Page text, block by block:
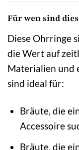
Für wen sind
Diese Ohrringe
die Wert auf
Materialien und
sind ideal für:
Bräute, die
Accessoire
Bräute, die